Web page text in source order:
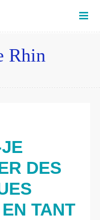
Rhin
DES
TANT